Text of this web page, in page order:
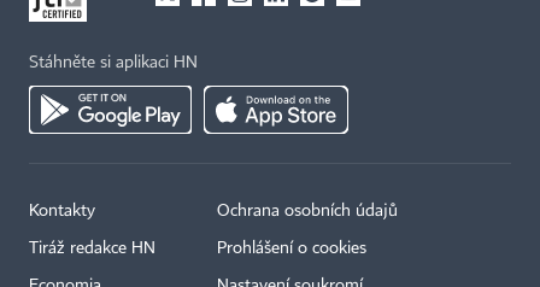
Stáhněte si aplikaci HN
Kontakty
Tiráž redakce HN
Ochrana osobních údajů
Prohlášení o cookies